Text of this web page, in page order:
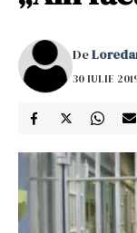
De
30 IULIE